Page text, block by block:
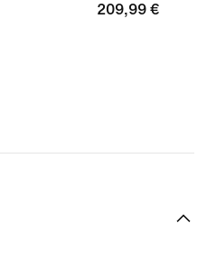
209,99
209,99 €